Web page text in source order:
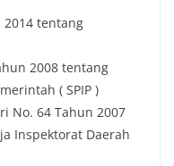
2014 tentang
2008 tentang
( SPIP )
No. 64 Tahun 2007
Inspektorat Daerah